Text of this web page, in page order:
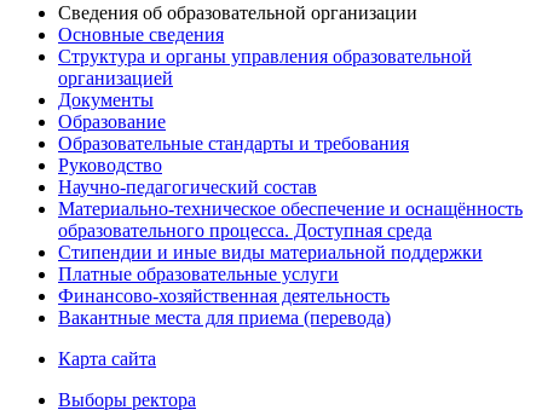
Сведения об образовательной организации
Основные сведения
Структура и органы управления образовательной
организацией
Документы
Образование
Образовательные стандарты и требования
Руководство
Научно-педагогический состав
Материально-техническое обеспечение и оснащённость
образовательного процесса. Доступная среда
Стипендии и иные виды материальной поддержки
Платные образовательные услуги
Финансово-хозяйственная деятельность
Вакантные места для приема (перевода)
Карта сайта
Выборы ректора